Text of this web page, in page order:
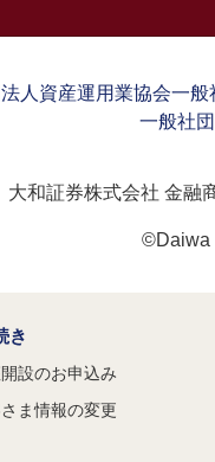
人資産運用業協会一般
一般社
大和証券株式会社 金融
©Daiwa
き
設のお申込み
ま情報の変更